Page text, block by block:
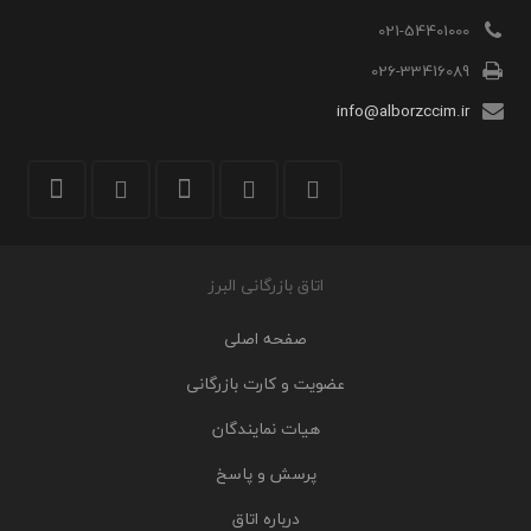
021-54401000
026-33416089
info@alborzccim.ir
اتاق بازرگانی البرز
صفحه اصلی
عضویت و کارت بازرگانی
هیات نمایندگان
پرسش و پاسخ
درباره اتاق